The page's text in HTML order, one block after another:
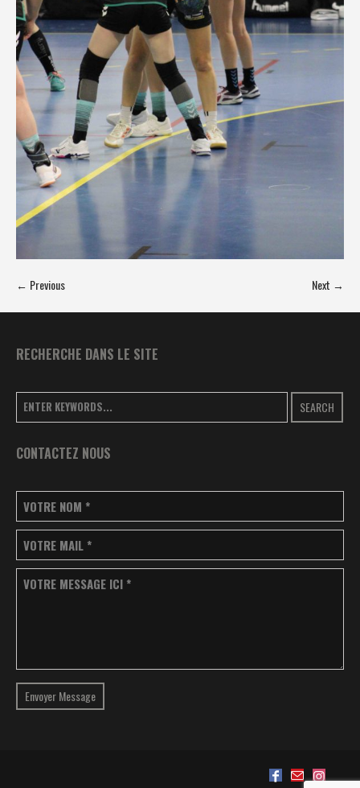
← Previous Next →
RECHERCHE DANS LE SITE
SEARCH
CONTACTEZ NOUS
VOTRE NOM *
VOTRE MAIL *
VOTRE MESSAGE ICI *
Envoyer Message